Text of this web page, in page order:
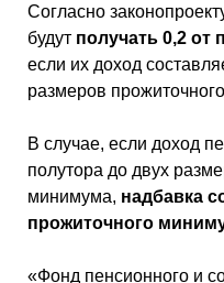
Согласно
будут получать 0,2
если их доход
размеров
В случае, если доход
полутора до двух
минимума, надбавка
прожиточного
«Фонд пенсионного и